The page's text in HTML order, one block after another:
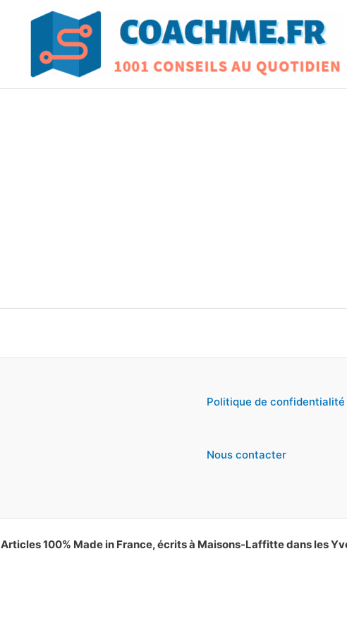
Politique de confidentialité
Nous contacter
Articles 100% Made in France, écrits à Maisons-Laffitte dans les